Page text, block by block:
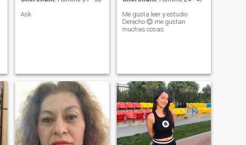
Ask
Me gusta leer y estudio
Derecho 😊 me gustan
muchas cosas